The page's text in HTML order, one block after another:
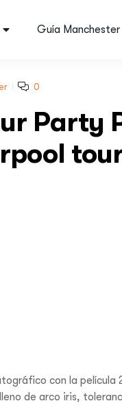
Guía Manchester
0
Party
con la
de arco iris,